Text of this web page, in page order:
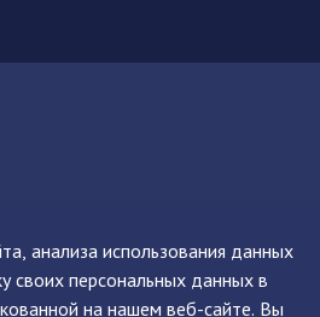
анализа использования данных
своих персональных данных в
на нашем веб-сайте. Вы